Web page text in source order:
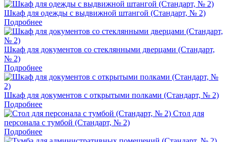
Шкаф для одежды с выдвижной штангой (Стандарт, № 2)
Подробнее
Шкаф для документов со стеклянными дверцами (Стандарт,
№ 2)
Подробнее
Шкаф для документов с открытыми полками (Стандарт, № 2)
Подробнее
Стол для
персонала с тумбой (Стандарт, № 2)
Подробнее